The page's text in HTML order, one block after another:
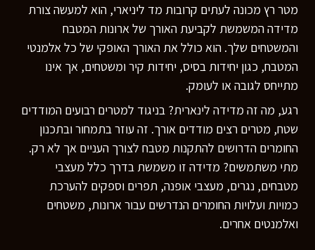
מטר רץ מכונה לעתים קרובות מד ליניארי, הוא למעשה צורת
מדידה המשמשת לקביעת האורך של ארונות המטבח
והמשטחים שלך. הוא כולל את האורך האופקי של כל אלמנטי
המטבח, כגון יחידות בסיס, יחידות קיר ומשטחים, אך אינו
מתייחס לגובה או לעומק.
רגע, מה זה מדידה לינארית? בניגוד למטרים רבועים המודדים
שטח, מטרים רצים מודדים אורך. זה עוזר בתמחור ובתכנון
החומרים הדרושים להתקנות מטבח לצורך העניים אך לא רק.
מתי משתמשים? מדידה זו משמשת בדרך כלל מעצבי
מטבחים, נגרים, מעצבי אופנה, תפרים וספקים להערכת
כמויות ועלויות החומרים הנדרשים עבור ארונות, משטחים
ואלמנטים אחרים.